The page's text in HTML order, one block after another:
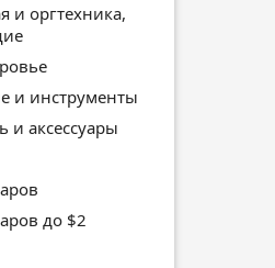
и оргтехника,
и инструменты
и аксессуары
до $2